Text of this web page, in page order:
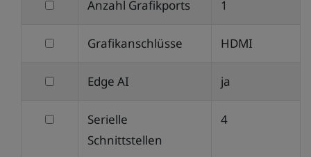
WLAN
filtern
Anzahl
Anzahl Grafikports 1
filtern
Grafikanschlüsse
Grafikanschlüsse HDMI
filtern
Edge
Edge AI ja
filtern
Serielle
Schnittstellen
4